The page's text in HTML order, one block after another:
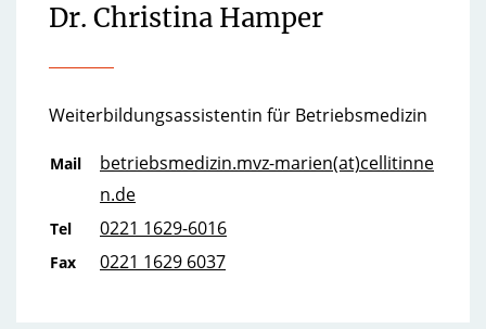
Dr. Christina Hamper
Weiterbildungsassistentin für Betriebsmedizin
Mail
betriebsmedizin.mvz-marien(at)cellitinne
n.de
Tel 0221 1629-6016
Fax 0221 1629 6037